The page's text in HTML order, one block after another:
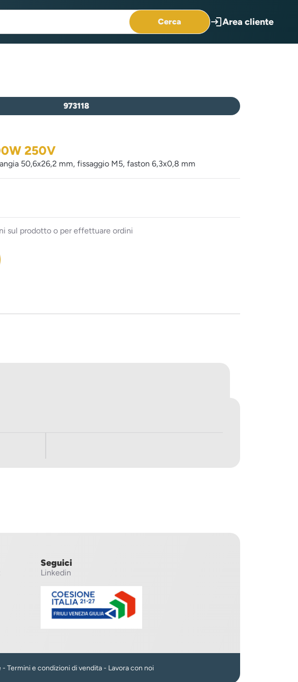
Cerca loginArea cliente
973118
250V
50,6x26,2 mm, fissaggio M5, faston 6,3x0,8 mm
sul prodotto o per effettuare ordini
Seguici
Linkedin
- Termini e condizioni di vendita- Lavora con noi